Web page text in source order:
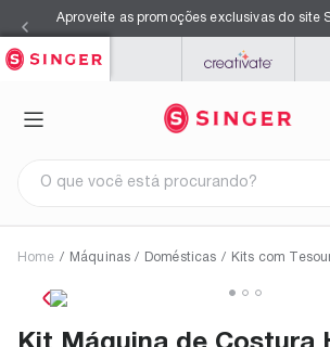
Aproveite as promoções exclusivas do site
MYSEWNET
Home / Máquinas / Domésticas / Kits com
Termos mais buscados
3º
agulhas